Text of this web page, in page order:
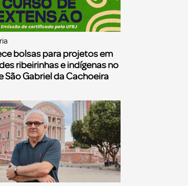
bolsas para projetos em
ribeirinhas e indígenas no
São Gabriel da Cachoeira